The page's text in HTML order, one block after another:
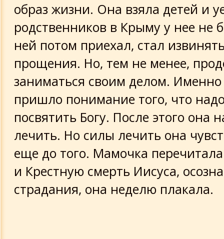
образ жизни. Она взяла детей и
родственников в Крыму у нее не
ней потом приехал, стал
прощения. Но, тем не менее,
заниматься своим делом.
пришло понимание того, что
посвятить Богу. После этого она
лечить. Но силы лечить она
еще до того. Мамочка
и Крестную смерть Иисуса,
страдания, она неделю плакала.